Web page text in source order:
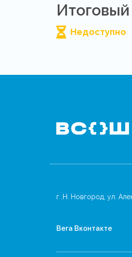
Недоступно
г .Н. Новгород, ул.
Вега Вконтакте